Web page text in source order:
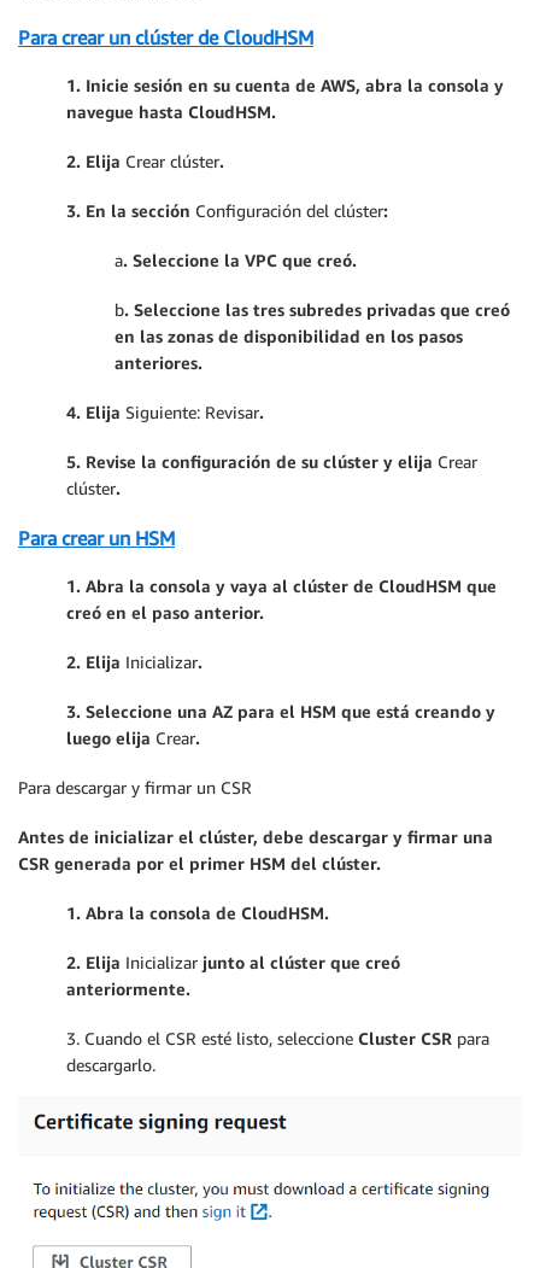
Para crear un clúster de CloudHSM
1. Inicie sesión en su cuenta de AWS, abra la consola y
navegue hasta CloudHSM.
2. Elija Crear clúster.
3. En la sección Configuración del clúster:
a. Seleccione la VPC que creó.
b. Seleccione las tres subredes privadas que creó
en las zonas de disponibilidad en los pasos
anteriores.
4. Elija Siguiente: Revisar.
5. Revise la configuración de su clúster y elija Crear
clúster.
Para crear un HSM
1. Abra la consola y vaya al clúster de CloudHSM que
creó en el paso anterior.
2. Elija Inicializar.
3. Seleccione una AZ para el HSM que está creando y
luego elija Crear.
Para descargar y firmar un CSR
Antes de inicializar el clúster, debe descargar y firmar una
CSR generada por el primer HSM del clúster.
1. Abra la consola de CloudHSM.
2. Elija Inicializar junto al clúster que creó
anteriormente.
3. Cuando el CSR esté listo, seleccione Cluster CSR para
descargarlo.